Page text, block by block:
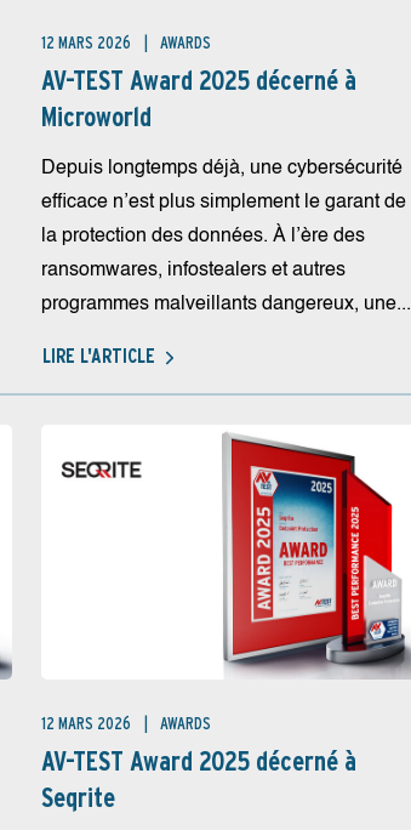
12 MARS 2026 AWARDS
AV-TEST Award 2025 décerné à
Microworld
Depuis longtemps déjà, une cybersécurité
efficace n’est plus simplement le garant de
la protection des données. À l’ère des
ransomwares, infostealers et autres
programmes malveillants dangereux, une...
LIRE L'ARTICLE
12 MARS 2026 AWARDS
AV-TEST Award 2025 décerné à
Seqrite